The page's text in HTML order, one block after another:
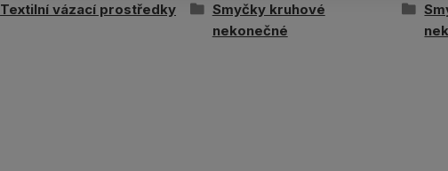
Textilní vázací prostředky
Smyčky kruhové
nekonečné